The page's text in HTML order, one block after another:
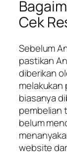
Cek
Sebelum
pastikan
diberikan
melakukan
biasanya
pembelian
belum
website